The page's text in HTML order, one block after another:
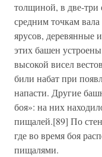
толщиной, в две-
средним точкам
ярусов, деревянные
этих башен
высокой висел
били набат при
напасти. Другие
боя»: на них
пищалей.[89] По
где во время боя
пищалями.